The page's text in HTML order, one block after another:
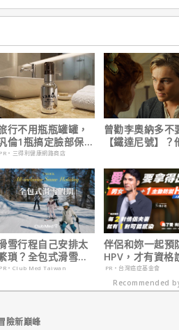
行不用瓶瓶罐罐，
倫1瓶搞定臉部保
養！
PR・三得利健康網路商店
曾勸李奧納多不
【鐵達尼號】？
是誰」
雪行程自己安排太
瑣？全包式滑雪假
期：出門即雪場，一
！
PR・Club Med Taiwan
伴侶和妳一起預
HPV，才有資格
妳！
PR・台灣癌症基金會
Recommended
險新巔峰